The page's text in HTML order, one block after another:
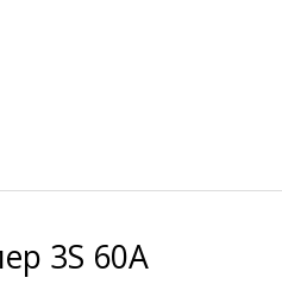
3S 60A